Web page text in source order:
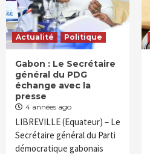
Actualité Politique
Gabon : Le Secrétaire
général du PDG
échange avec la
presse
4 années ago
LIBREVILLE (Equateur) – Le
Secrétaire général du Parti
démocratique gabonais